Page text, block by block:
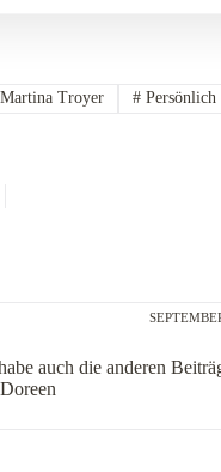
Martina Troyer #Persönlich
auch die anderen